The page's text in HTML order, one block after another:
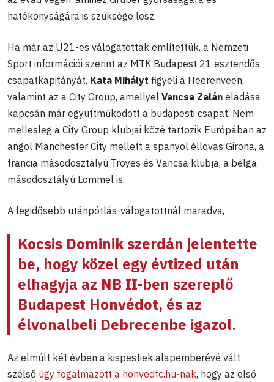
hatékonyságára is szüksége lesz.
Ha már az U21-es válogatottak említettük, a Nemzeti
Sport információi szerint az MTK Budapest 21 esztendős
csapatkapitányát, Kata Mihályt figyeli a Heerenveen,
valamint az a City Group, amellyel Vancsa Zalán eladása
kapcsán már együttműködött a budapesti csapat. Nem
mellesleg a City Group klubjai közé tartozik Európában az
angol Manchester City mellett a spanyol éllovas Girona, a
francia másodosztályú Troyes és Vancsa klubja, a belga
másodosztályú Lommel is.
A legidősebb utánpótlás-válogatottnál maradva,
Kocsis Dominikszerdán jelentette
be, hogy közel egy évtized után
elhagyja az NB II-ben szereplő
Budapest Honvédot, és az
élvonalbeli Debrecenbe igazol.
Az elmúlt két évben a kispestiek alapemberévé vált
szélső úgy fogalmazott a honvedfc.hu-nak, hogy az első